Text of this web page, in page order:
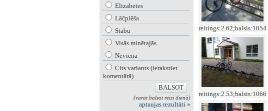
Elizabetes
Lāčplēša
Stabu
Visās minētajās
Nevienā
Cits variants (ierakstiet
komentārā)
(varat balsot reizi dienā)
aptaujas rezultāti »
reitings:2.62;balsis:1054
reitings:2.53;balsis:1066